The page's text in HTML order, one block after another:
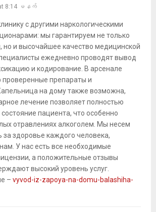
8:14 မနက်
с другими наркологическими
мы гарантируем не только
но и высочайшее качество медицинской
ежедневно проводят вывод
и кодирование. В арсенале
проверенные препараты и
на дому также возможна,
лечение позволяет полностью
пациента, что особенно
отравлениях алкоголем. Мы несем
за здоровье каждого человека,
У нас есть все необходимые
а положительные отзывы
высокий уровень услуг.
– vyvod-iz-zapoya-na-domu-balashiha-